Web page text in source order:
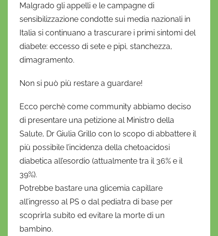
Malgrado gli appelli e le campagne di
sensibilizzazione condotte sui media nazionali in
Italia si continuano a trascurare i primi sintomi del
diabete: eccesso di sete e pipì, stanchezza,
dimagramento.
Non si può più restare a guardare!
Ecco perchè come community abbiamo deciso
di presentare una petizione al Ministro della
Salute, Dr Giulia Grillo con lo scopo di abbattere il
più possibile l’incidenza della chetoacidosi
diabetica all’esordio (attualmente tra il 36% e il
39%).
Potrebbe bastare una glicemia capillare
all’ingresso al PS o dal pediatra di base per
scoprirla subito ed evitare la morte di un
bambino.